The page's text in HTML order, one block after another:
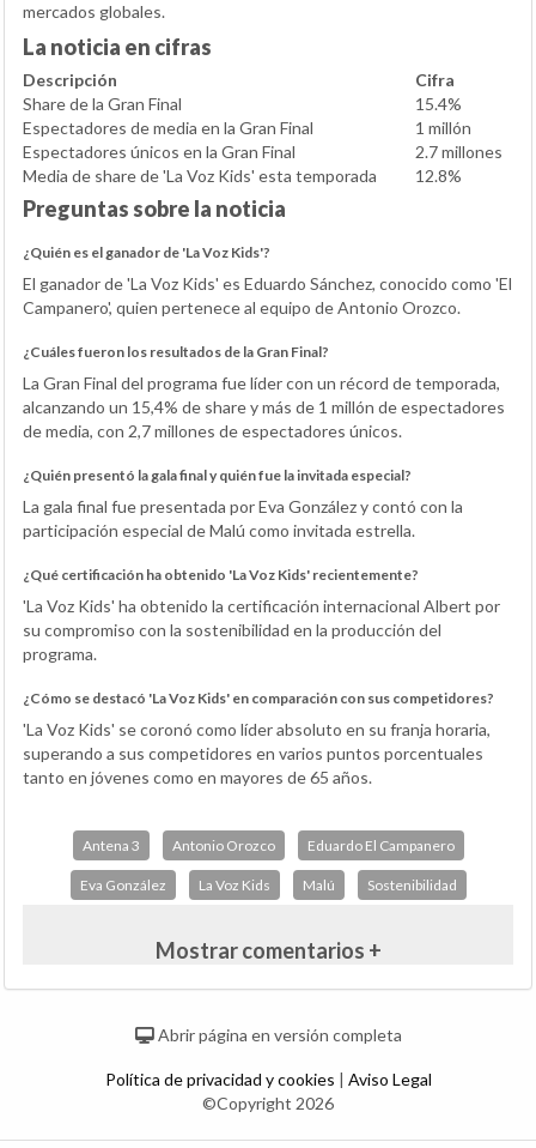
mercados globales.
La noticia en cifras
Descripción
Cifra
Share de la Gran Final
15.4%
Espectadores de media en la Gran Final
1 millón
Espectadores únicos en la Gran Final
2.7 millones
Media de share de 'La Voz Kids' esta temporada
12.8%
Preguntas sobre la noticia
¿Quién es el ganador de 'La Voz Kids'?
El ganador de 'La Voz Kids' es Eduardo Sánchez, conocido como 'El
Campanero', quien pertenece al equipo de Antonio Orozco.
¿Cuáles fueron los resultados de la Gran Final?
La Gran Final del programa fue líder con un récord de temporada,
alcanzando un 15,4% de share y más de 1 millón de espectadores
de media, con 2,7 millones de espectadores únicos.
¿Quién presentó la gala final y quién fue la invitada especial?
La gala final fue presentada por Eva González y contó con la
participación especial de Malú como invitada estrella.
¿Qué certificación ha obtenido 'La Voz Kids' recientemente?
'La Voz Kids' ha obtenido la certificación internacional Albert por
su compromiso con la sostenibilidad en la producción del
programa.
¿Cómo se destacó 'La Voz Kids' en comparación con sus competidores?
'La Voz Kids' se coronó como líder absoluto en su franja horaria,
superando a sus competidores en varios puntos porcentuales
tanto en jóvenes como en mayores de 65 años.
Antena 3 Antonio Orozco Eduardo El Campanero
Eva González La Voz Kids Malú Sostenibilidad
Mostrar comentarios +
Abrir página en versión completa
Política de privacidad y cookies | Aviso Legal
©Copyright 2026